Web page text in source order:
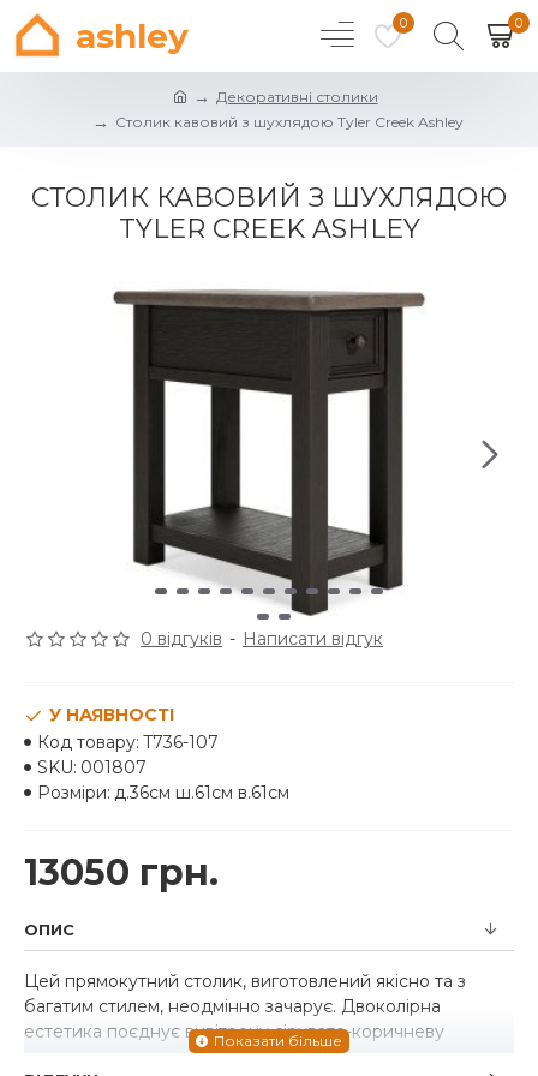
ashley 0 0
Декоративні столики
Столик кавовий з шухлядою Tyler Creek Ashley
СТОЛИК КАВОВИЙ З ШУХЛЯДОЮ
TYLER CREEK ASHLEY
0 відгуків - Написати відгук
13050 грн.
У НАЯВНОСТІ
Код товару: T736-107
SKU: 001807
Розміри: д.36см ш.61см в.61см
ОПИС
Цей прямокутний столик, виготовлений якісно та з
багатим стилем, неодмінно зачарує. Двоколірна
естетика поєднує вивітрену сірувато-коричневу
стільницю з текстурованою матовою основою чорного